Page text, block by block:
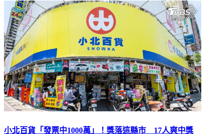
小北百貨「發票中1000萬」！獎落這縣市 17人爽中獎